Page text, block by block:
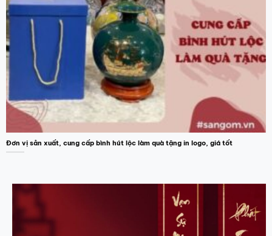
Đơn vị sản xuất, cung cấp bình hút lộc làm quà tặng in logo, giá tốt